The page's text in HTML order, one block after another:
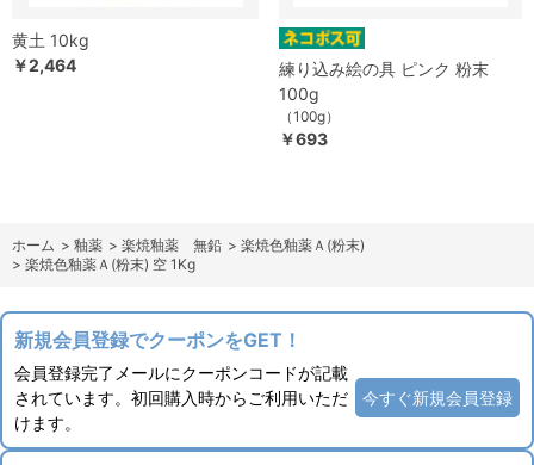
黄土 10kg
￥2,464
練り込み絵の具 ピンク 粉末
100g
（100g）
￥693
ホーム > 釉薬 > 楽焼釉薬 無鉛 > 楽焼色釉薬Ａ(粉末)
> 楽焼色釉薬Ａ(粉末) 空 1Kg
新規会員登録でクーポンをGET！
会員登録完了メールにクーポンコードが記載
されています。初回購入時からご利用いただ
けます。
今すぐ新規会員登録